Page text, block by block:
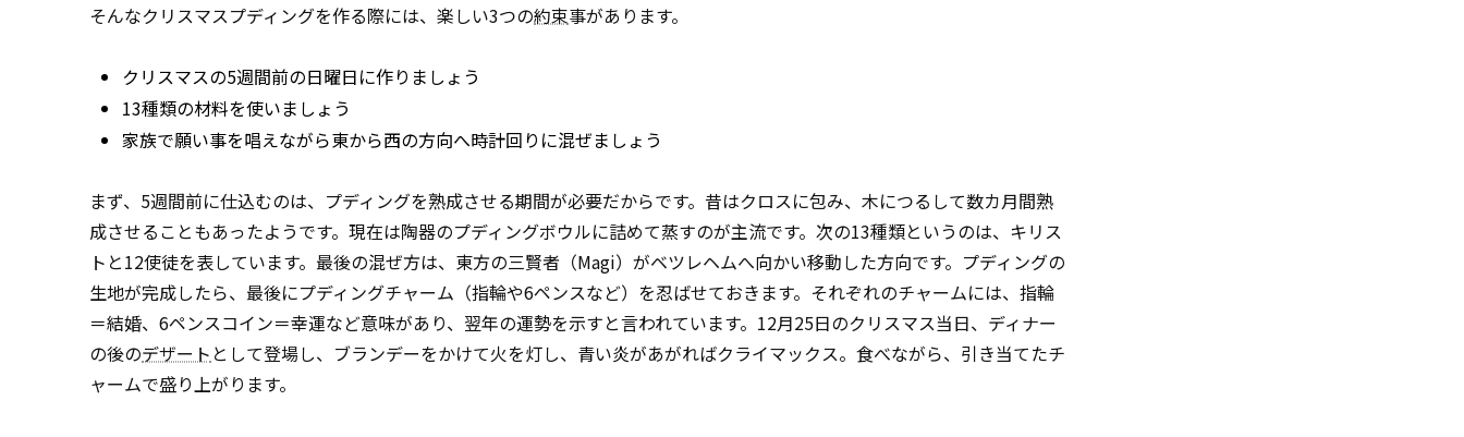
そんなクリスマスプディングを作る際には、楽しい3つの約束事があります。
クリスマスの5週間前の日曜日に作りましょう
13種類の材料を使いましょう
家族で願い事を唱えながら東から西の方向へ時計回りに混ぜましょう
まず、5週間前に仕込むのは、プディングを熟成させる期間が必要だからです。昔はクロスに包み、木につるして数カ月間熟
成させることもあったようです。現在は陶器のプディングボウルに詰めて蒸すのが主流です。次の13種類というのは、キリス
トと12使徒を表しています。最後の混ぜ方は、東方の三賢者（Magi）がベツレヘムへ向かい移動した方向です。プディングの
生地が完成したら、最後にプディングチャーム（指輪や6ペンスなど）を忍ばせておきます。それぞれのチャームには、指輪
＝結婚、6ペンスコイン＝幸運など意味があり、翌年の運勢を示すと言われています。12月25日のクリスマス当日、ディナー
の後のデザート として登場し、ブランデーをかけて火を灯し、青い炎があがればクライマックス。食べながら、引き当てたチ
ャームで盛り上がります。